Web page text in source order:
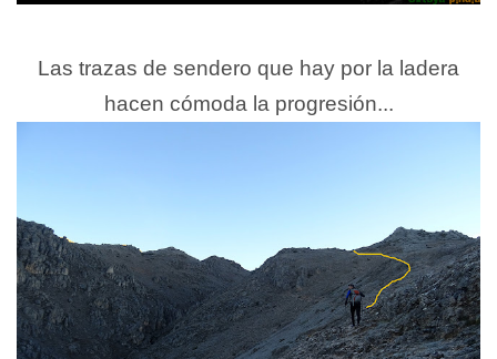
Las trazas de sendero que hay por la ladera
hacen cómoda la progresión...